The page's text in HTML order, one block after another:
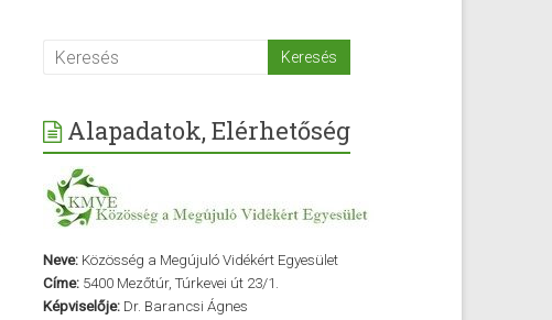
Alapadatok, Elérhetőség
Neve: Közösség a Megújuló Vidékért Egyesület
Címe: 5400 Mezőtúr, Túrkevei út 23/1.
Képviselője: Dr. Barancsi Ágnes